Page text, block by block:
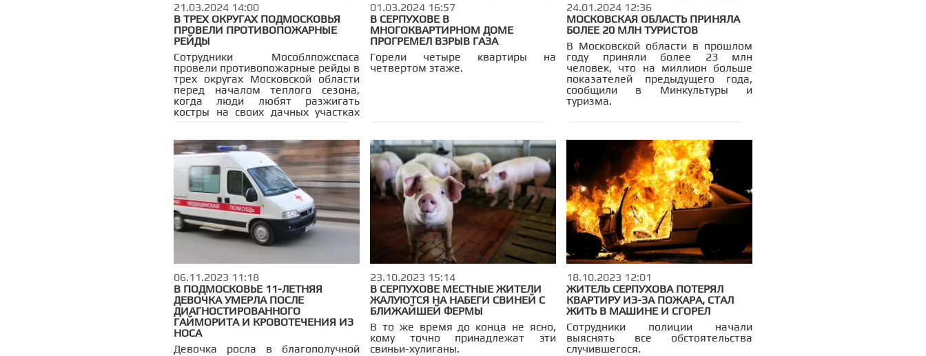
21.03.2024 14:00
В ТРЕХ ОКРУГАХ ПОДМОСКОВЬЯ
ПРОВЕЛИ ПРОТИВОПОЖАРНЫЕ
РЕЙДЫ
Сотрудники Мособлпожспаса
провели противопожарные рейды в
трех округах Московской области
перед началом теплого сезона,
когда люди любят разжигать
костры на своих дачных участках
или устраивать пикники в лесу.
01.03.2024 16:57
В СЕРПУХОВЕ В
МНОГОКВАРТИРНОМ ДОМЕ
ПРОГРЕМЕЛ ВЗРЫВ ГАЗА
Горели четыре квартиры на
четвертом этаже.
24.01.2024 12:36
МОСКОВСКАЯ ОБЛАСТЬ ПРИНЯЛА
БОЛЕЕ 20 МЛН ТУРИСТОВ
В Московской области в прошлом
году приняли более 23 млн
человек, что на миллион больше
показателей предыдущего года,
сообщили в Минкультуры и
туризма.
06.11.2023 11:18
В ПОДМОСКОВЬЕ 11-ЛЕТНЯЯ
ДЕВОЧКА УМЕРЛА ПОСЛЕ
ДИАГНОСТИРОВАННОГО
ГАЙМОРИТА И КРОВОТЕЧЕНИЯ ИЗ
НОСА
Девочка росла в благополучной
23.10.2023 15:14
В СЕРПУХОВЕ МЕСТНЫЕ ЖИТЕЛИ
ЖАЛУЮТСЯ НА НАБЕГИ СВИНЕЙ С
БЛИЖАЙШЕЙ ФЕРМЫ
В то же время до конца не ясно,
кому точно принадлежат эти
свиньи-хулиганы.
18.10.2023 12:01
ЖИТЕЛЬ СЕРПУХОВА ПОТЕРЯЛ
КВАРТИРУ ИЗ-ЗА ПОЖАРА, СТАЛ
ЖИТЬ В МАШИНЕ И СГОРЕЛ
Сотрудники полиции начали
выяснять все обстоятельства
случившегося.